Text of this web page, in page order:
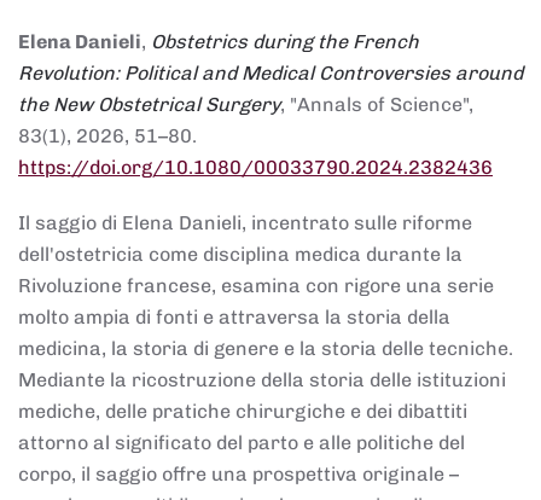
Elena Danieli, Obstetrics during the French
Revolution: Political and Medical Controversies around
the New Obstetrical Surgery, "Annals of Science",
83(1), 2026, 51–80.
https://doi.org/10.1080/00033790.2024.2382436
Il saggio di Elena Danieli, incentrato sulle riforme
dell'ostetricia come disciplina medica durante la
Rivoluzione francese, esamina con rigore una serie
molto ampia di fonti e attraversa la storia della
medicina, la storia di genere e la storia delle tecniche.
Mediante la ricostruzione della storia delle istituzioni
mediche, delle pratiche chirurgiche e dei dibattiti
attorno al significato del parto e alle politiche del
corpo, il saggio offre una prospettiva originale –